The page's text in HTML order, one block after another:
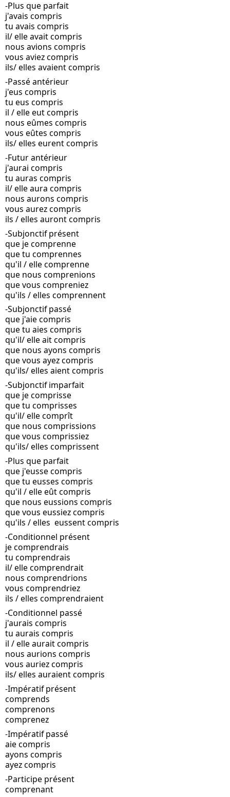
-Plus que parfait
j'avais compris
tu avais compris
il/ elle avait compris
nous avions compris
vous aviez compris
ils/ elles avaient compris
-Passé antérieur
j'eus compris
tu eus compris
il / elle eut compris
nous eûmes compris
vous eûtes compris
ils/ elles eurent compris
-Futur antérieur
j'aurai compris
tu auras compris
il/ elle aura compris
nous aurons compris
vous aurez compris
ils / elles auront compris
-Subjonctif présent
que je comprenne
que tu comprennes
qu'il / elle comprenne
que nous comprenions
que vous compreniez
qu'ils / elles comprennent
-Subjonctif passé
que j'aie compris
que tu aies compris
qu'il/ elle ait compris
que nous ayons compris
que vous ayez compris
qu'ils/ elles aient compris
-Subjonctif imparfait
que je comprisse
que tu comprisses
qu'il/ elle comprît
que nous comprissions
que vous comprissiez
qu'ils/ elles comprissent
-Plus que parfait
que j'eusse compris
que tu eusses compris
qu'il / elle eût compris
que nous eussions compris
que vous eussiez compris
qu'ils / elles  eussent compris
-Conditionnel présent
je comprendrais
tu comprendrais
il/ elle comprendrait
nous comprendrions
vous comprendriez
ils / elles comprendraient
-Conditionnel passé
j'aurais compris
tu aurais compris
il / elle aurait compris
nous aurions compris
vous auriez compris
ils/ elles auraient compris
-Impératif présent
comprends
comprenons
comprenez
-Impératif passé
aie compris
ayons compris
ayez compris
-Participe présent
comprenant